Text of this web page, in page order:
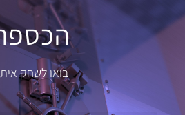
הכספת
בואו לשחק איתנו